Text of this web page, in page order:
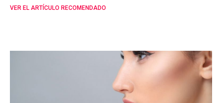
VER EL ARTÍCULO RECOMENDADO